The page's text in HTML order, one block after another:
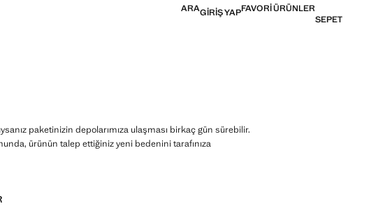
ARAGIRIŞ YAPFAVORI ÜRÜNLER
SEPET
paketinizin depolarımıza ulaşması birkaç gün sürebilir.
ürünün talep ettiğiniz yeni bedenini tarafınıza